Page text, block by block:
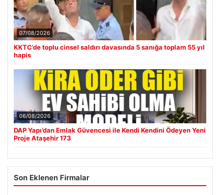
07/08/2026
KKTC’de toplu cinsel saldırı davasında 5 sanığa toplam 55 yıl
hapis
06/08/2026
DAP Yapı’dan Emlak Güvencesi ile Kendi Kendini Ödeyen Yeni
Proje Ataşehir 173
Son Eklenen Firmalar